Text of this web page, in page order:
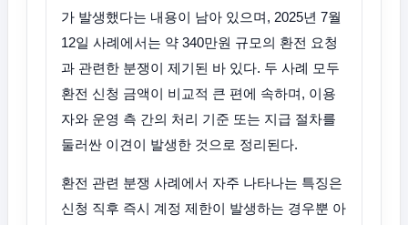
가 발생했다는 내용이 남아 있으며, 2025년 7월
12일 사례에서는 약 340만원 규모의 환전 요청
과 관련한 분쟁이 제기된 바 있다. 두 사례 모두
환전 신청 금액이 비교적 큰 편에 속하며, 이용
자와 운영 측 간의 처리 기준 또는 지급 절차를
둘러싼 이견이 발생한 것으로 정리된다.
환전 관련 분쟁 사례에서 자주 나타나는 특징은
신청 직후 즉시 계정 제한이 발생하는 경우뿐 아